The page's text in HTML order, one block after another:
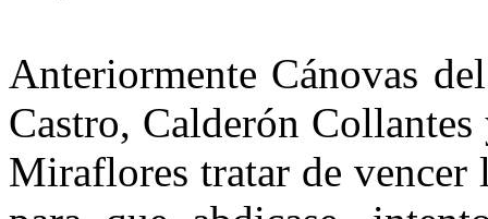
Anteriormente Cánovas
Castro, Calderón
Miraflores tratar de vencer